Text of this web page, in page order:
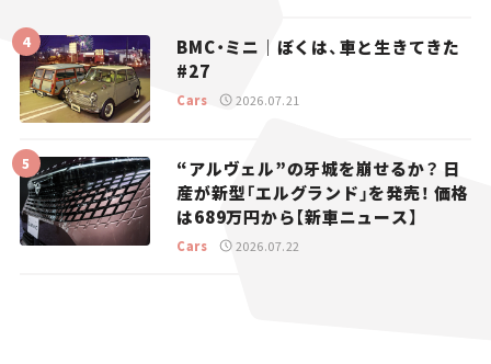
BMC・ミニ｜ぼくは、車と生きてきた
#27
Cars 2026.07.21
“アルヴェル”の牙城を崩せるか？ 日
産が新型「エルグランド」を発売！ 価格
は689万円から【新車ニュース】
Cars 2026.07.22